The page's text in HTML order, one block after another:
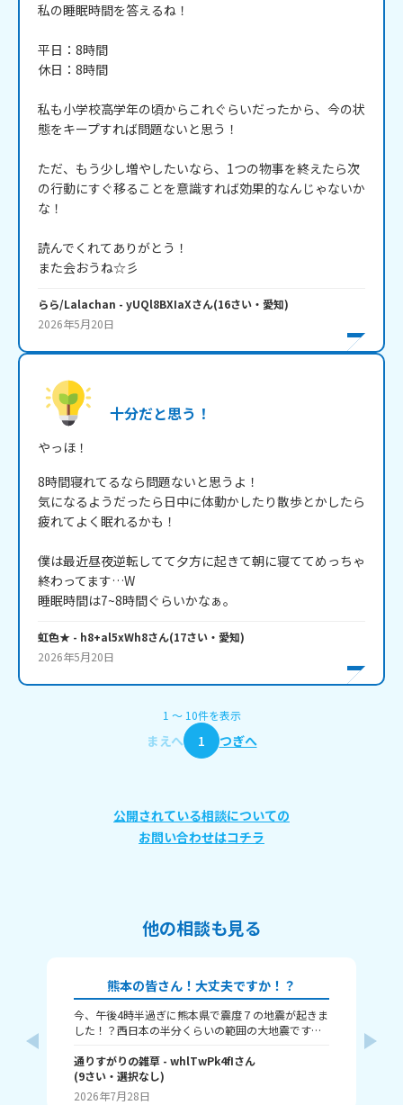
私の睡眠時間を答えるね！
平日：8時間
休日：8時間
私も小学校高学年の頃からこれぐらいだったから、今の状
態をキープすれば問題ないと思う！
ただ、もう少し増やしたいなら、1つの物事を終えたら次
の行動にすぐ移ることを意識すれば効果的なんじゃないか
な！
読んでくれてありがとう！
また会おうね☆彡
らら/Lalachan - yUQl8BXIaXさん(16さい・ 愛知)
2026年5月20日
十分だと思う！
やっほ！
8時間寝れてるなら問題ないと思うよ！
気になるようだったら日中に体動かしたり散歩とかしたら
疲れてよく眠れるかも！
僕は最近昼夜逆転してて夕方に起きて朝に寝ててめっちゃ
終わってます…W
睡眠時間は7~8時間ぐらいかなぁ。
虹色★ - h8+al5xWh8さん(17さい・ 愛知)
2026年5月20日
1 〜 10件を表示
まえへ 1 つぎへ
公開されている相談についての
お問い合わせはコチラ
他の相談も見る
熊本の皆さん！大丈夫ですか！？
今、午後4時半過ぎに熊本県で震度７の地震が起きま
した！？西日本の半分くらいの範囲の大地震です。
な！？
通りすがりの雑草 - whlTwPk4fIさん
(9さい・ 選択なし)
2026年7月28日